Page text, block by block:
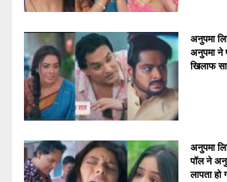
अनुपमा
अनुपमा ने
खिलाफ
अनुपमा
पॉल ने
लापता हो